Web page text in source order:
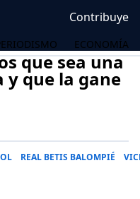
Contribuye
ECONOMÍA
que sea una
y que la gane
REAL BETIS BALOMPIÉ